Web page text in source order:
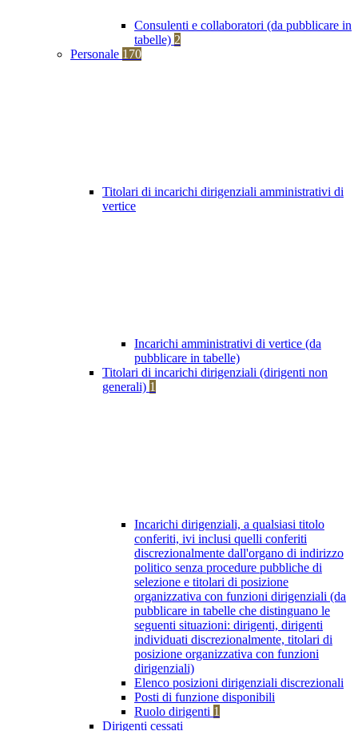
Consulenti e collaboratori (da pubblicare in
tabelle) 2
Personale 170
Titolari di incarichi dirigenziali amministrativi di
vertice
Incarichi amministrativi di vertice (da
pubblicare in tabelle)
Titolari di incarichi dirigenziali (dirigenti non
generali) 1
Incarichi dirigenziali, a qualsiasi titolo
conferiti, ivi inclusi quelli conferiti
discrezionalmente dall'organo di indirizzo
politico senza procedure pubbliche di
selezione e titolari di posizione
organizzativa con funzioni dirigenziali (da
pubblicare in tabelle che distinguano le
seguenti situazioni: dirigenti, dirigenti
individuati discrezionalmente, titolari di
posizione organizzativa con funzioni
dirigenziali)
Elenco posizioni dirigenziali discrezionali
Posti di funzione disponibili
Ruolo dirigenti 1
Dirigenti cessati